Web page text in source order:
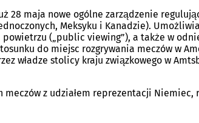
28 maja nowe ogólne zarządzenie
Meksyku i Kanadzie).
(„public viewing”), a także w
do miejsc rozgrywania meczów w
władze stolicy kraju związkowego w
z udziałem reprezentacji Niemiec,